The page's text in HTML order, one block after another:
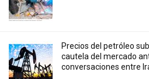
Precios ⁠del petróleo
cautela del mercado
conversaciones entre